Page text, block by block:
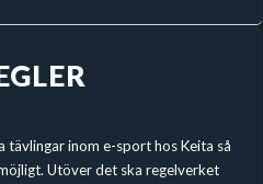
inom e-sport hos Keita så
Utöver det ska regelverket